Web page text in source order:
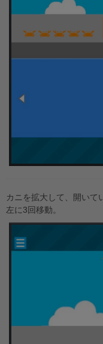
カニを拡大して、開いて
左に3回移動。